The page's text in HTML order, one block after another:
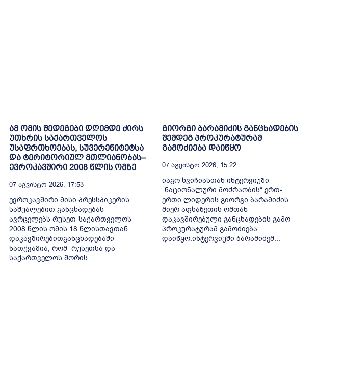
ამ ომის შედეგები დღემდე ძირს
უთხრის საქართველოს
უსაფრთხოებას, სუვერენიტეტსა
და ტერიტორიულ მთლიანობას–
ევროკავშირი 2008 წლის ომზე
07 Აგვისტო 2026, 17:53
ევროკავშირი მისი პრესსპიკერის
საშუალებით განცხადებას
ავრცელებს რუსეთ-საქართველოს
2008 წლის ომის 18 წლისთავთან
დაკავშირებითგანცხადებაში
ნათქვამია, რომ რუსეთსა და
საქართველოს შორის...
გიორგი ბარამიძის განცხადების
შემდეგ პროკურატურამ
გამოძიება დაიწყო
07 Აგვისტო 2026, 15:22
იაგო ხვიჩიასთან ინტერვიუში
„ნაციონალური მოძრაობის“ ერთ-
ერთი ლიდერის გიორგი ბარამიძის
მიერ აფხაზეთის ომთან
დაკავშირებული განცხადების გამო
პროკურატურამ გამოძიება
დაიწყო.ინტერვიუში ბარამიძემ...